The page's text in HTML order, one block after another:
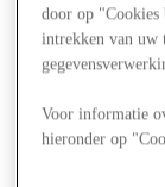
door op "Cookies
intrekken van uw
Voor informatie
hieronder op